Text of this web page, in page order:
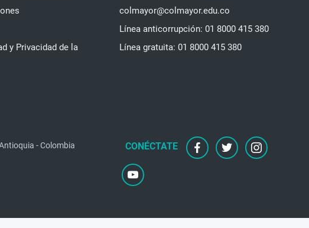
y Privacidad de la
colmayor@colmayor.edu.co
Línea anticorrupción: 01 8000 415 380
Línea gratuita: 01 8000 415 380
- Colombia